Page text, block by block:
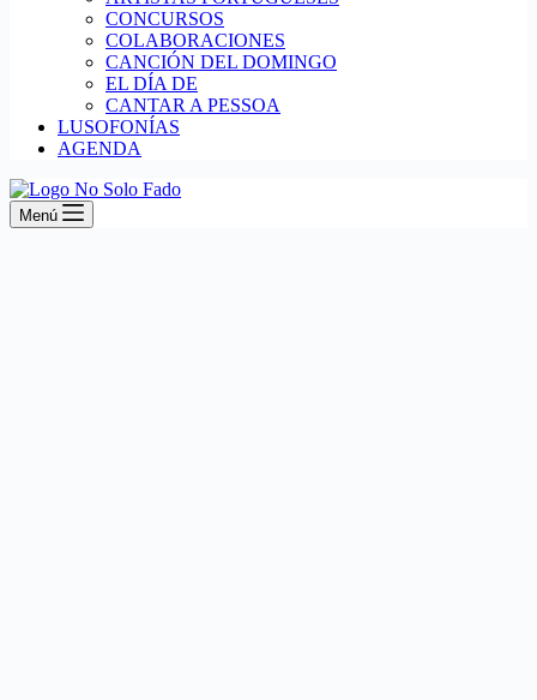
CONCURSOS
COLABORACIONES
CANCIÓN DEL DOMINGO
EL DÍA DE
CANTAR A PESSOA
LUSOFONÍAS
AGENDA
Menú